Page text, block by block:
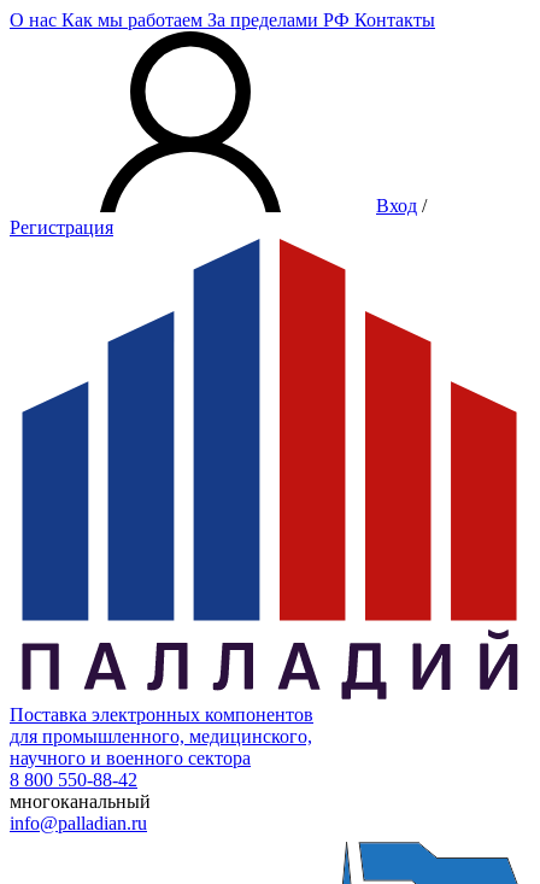
О нас Как мы работаем За пределами РФ Контакты
Вход /
Регистрация
Поставка электронных компонентов
для промышленного, медицинского,
научного и военного сектора
8 800 550-88-42
многоканальный
info@palladian.ru